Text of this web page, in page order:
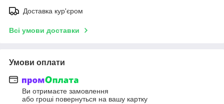
Доставка кур'єром
Всі умови доставки
Умови оплати
Ви отримаєте замовлення
або гроші повернуться на вашу картку